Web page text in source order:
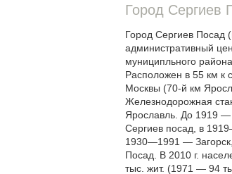
Город Сергиев
Город Сергиев Посад
административный
муниципльного
Расположен в 55 км к
Москвы (70-й км
Железнодорожная
Ярославль. До 1919 —
Сергиев посад, в
1930—1991 —
Посад. В 2010 г.
тыс. жит. (1971 — 94